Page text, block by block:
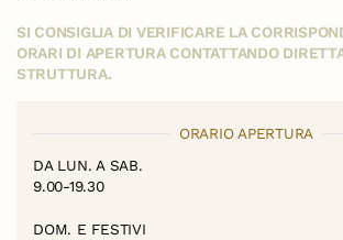
SI CONSIGLIA DI VERIFICARE LA
ORARI DI APERTURA CONTATTANDO
STRUTTURA.
ORARIO APERTURA
DA LUN. A SAB.
9.00-19.30
DOM. E FESTIVI